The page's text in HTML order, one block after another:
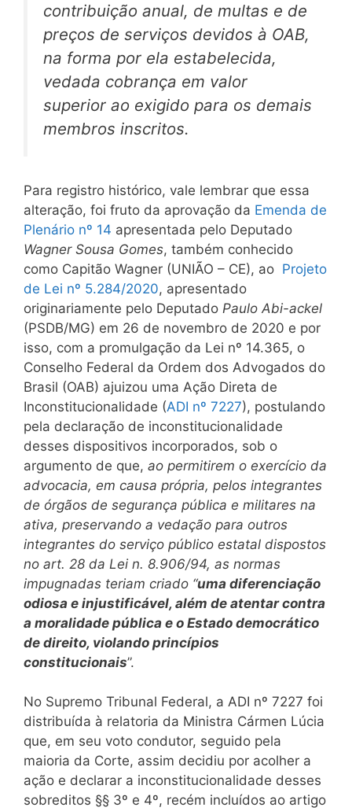
contribuição anual, de multas e de
preços de serviços devidos à OAB,
na forma por ela estabelecida,
vedada cobrança em valor
superior ao exigido para os demais
membros inscritos.
Para registro histórico, vale lembrar que essa
alteração, foi fruto da aprovação da Emenda de
Plenário nº 14 apresentada pelo Deputado
Wagner Sousa Gomes, também conhecido
como Capitão Wagner (UNIÃO – CE), ao Projeto
de Lei nº 5.284/2020, apresentado
originariamente pelo Deputado Paulo Abi-ackel
(PSDB/MG) em 26 de novembro de 2020 e por
isso, com a promulgação da Lei nº 14.365, o
Conselho Federal da Ordem dos Advogados do
Brasil (OAB) ajuizou uma Ação Direta de
Inconstitucionalidade (ADI nº 7227), postulando
pela declaração de inconstitucionalidade
desses dispositivos incorporados, sob o
argumento de que, ao permitirem o exercício da
advocacia, em causa própria, pelos integrantes
de órgãos de segurança pública e militares na
ativa, preservando a vedação para outros
integrantes do serviço público estatal dispostos
no art. 28 da Lei n. 8.906/94, as normas
impugnadas teriam criado “uma diferenciação
odiosa e injustificável, além de atentar contra
a moralidade pública e o Estado democrático
de direito, violando princípios
constitucionais”.
No Supremo Tribunal Federal, a ADI nº 7227 foi
distribuída à relatoria da Ministra Cármen Lúcia
que, em seu voto condutor, seguido pela
maioria da Corte, assim decidiu por acolher a
ação e declarar a inconstitucionalidade desses
sobreditos §§ 3º e 4º, recém incluídos ao artigo